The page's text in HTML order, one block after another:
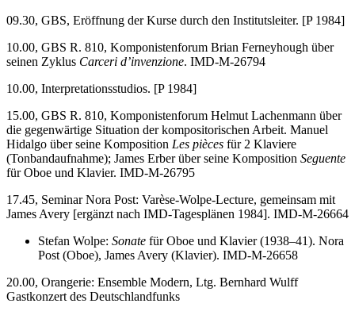
09.30, GBS, Eröffnung der Kurse durch den Institutsleiter. [P 1984]
10.00, GBS R. 810, Komponistenforum Brian Ferneyhough über
seinen Zyklus Carceri d’invenzione. IMD-M-26794
10.00, Interpretationsstudios. [P 1984]
15.00, GBS R. 810, Komponistenforum Helmut Lachenmann über
die gegenwärtige Situation der kompositorischen Arbeit. Manuel
Hidalgo über seine Komposition Les pièces für 2 Klaviere
(Tonbandaufnahme); James Erber über seine Komposition Seguente
für Oboe und Klavier. IMD-M-26795
17.45, Seminar Nora Post: Varèse-Wolpe-Lecture, gemeinsam mit
James Avery [ergänzt nach IMD-Tagesplänen 1984]. IMD-M-26664
Stefan Wolpe: Sonate für Oboe und Klavier (1938–41). Nora
Post (Oboe), James Avery (Klavier). IMD-M-26658
20.00, Orangerie: Ensemble Modern, Ltg. Bernhard Wulff
Gastkonzert des Deutschlandfunks